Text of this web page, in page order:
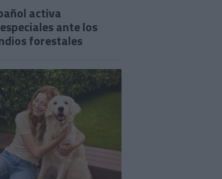
activa
ante los
forestales